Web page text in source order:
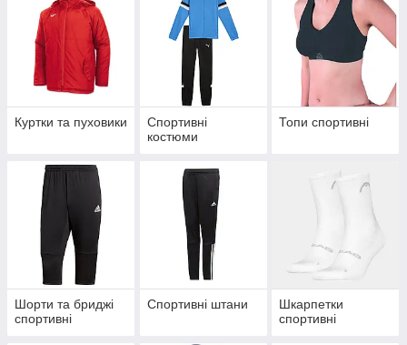
Куртки та пуховики
Спортивні
костюми
Топи спортивні
Шорти та бриджі
спортивні
Спортивні штани
Шкарпетки
спортивні